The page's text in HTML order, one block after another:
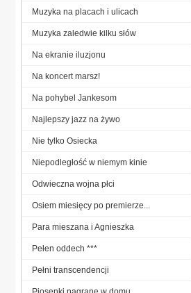
Muzyka na placach i ulicach
Muzyka zaledwie kilku słów
Na ekranie iluzjonu
Na koncert marsz!
Na pohybel Jankesom
Najlepszy jazz na żywo
Nie tylko Osiecka
Niepodległość w niemym kinie
Odwieczna wojna płci
Osiem miesięcy po premierze...
Para mieszana i Agnieszka
Pełen oddech ***
Pełni transcendencji